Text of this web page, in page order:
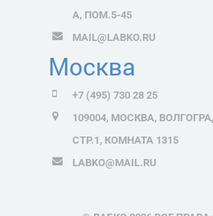
А, ПОМ.5-45
MAIL@LABKO.RU
Москва
+7 (495) 730 28 25
109004, МОСКВА,
СТР.1, КОМНАТА 1315
LABKO@MAIL.RU